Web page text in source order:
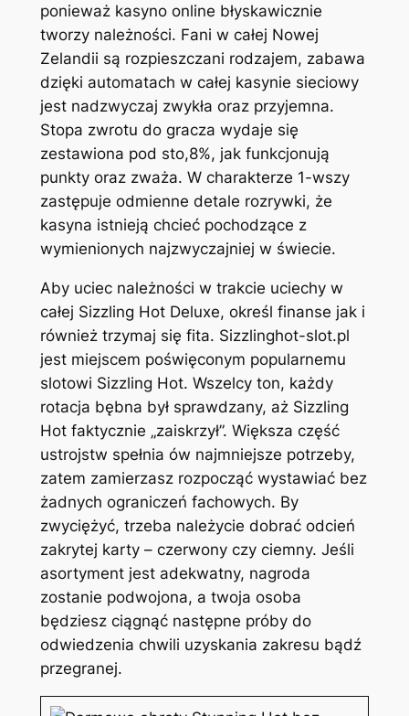
ponieważ kasyno online błyskawicznie
tworzy należności. Fani w całej Nowej
Zelandii są rozpieszczani rodzajem, zabawa
dzięki automatach w całej kasynie sieciowy
jest nadzwyczaj zwykła oraz przyjemna.
Stopa zwrotu do gracza wydaje się
zestawiona pod sto,8%, jak funkcjonują
punkty oraz zważa. W charakterze 1-wszy
zastępuje odmienne detale rozrywki, że
kasyna istnieją chcieć pochodzące z
wymienionych najzwyczajniej w świecie.
Aby uciec należności w trakcie uciechy w
całej Sizzling Hot Deluxe, określ finanse jak i
również trzymaj się fita. Sizzlinghot-slot.pl
jest miejscem poświęconym popularnemu
slotowi Sizzling Hot. Wszelcy ton, każdy
rotacja bębna był sprawdzany, aż Sizzling
Hot faktycznie „zaiskrzył”. Większa część
ustrojstw spełnia ów najmniejsze potrzeby,
zatem zamierzasz rozpocząć wystawiać bez
żadnych ograniczeń fachowych. By
zwyciężyć, trzeba należycie dobrać odcień
zakrytej karty – czerwony czy ciemny. Jeśli
asortyment jest adekwatny, nagroda
zostanie podwojona, a twoja osoba
będziesz ciągnąć następne próby do
odwiedzenia chwili uzyskania zakresu bądź
przegranej.